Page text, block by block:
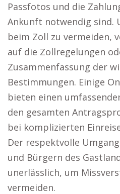
Passfotos und die
Ankunft notwendig sind.
beim Zoll zu vermeiden,
auf die Zollregelungen
Zusammenfassung der
Bestimmungen. Einige
bieten einen
den gesamten
bei komplizierten
Der respektvolle
und Bürgern des
unerlässlich, um
vermeiden.